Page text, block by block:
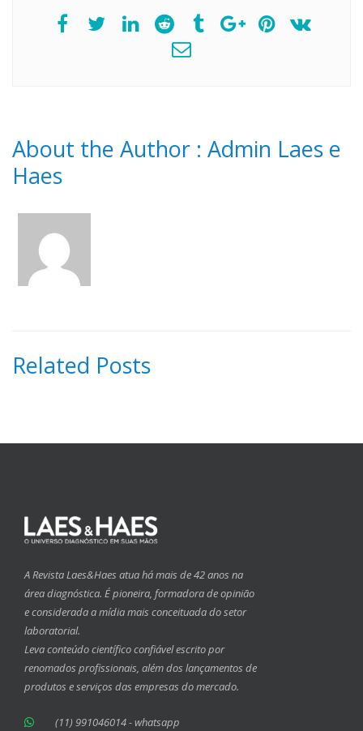
About the Author : Admin Laes e
Haes
Related Posts
A Revista Laes&Haes atua há mais de 42 anos na
área diagnóstica. É pioneira, formadora de opinião
e considerada a mídia mais conceituada do setor
laboratorial.
Leva conteúdo científico confiável escrito por
renomados profissionais, além dos lançamentos de
produtos e serviços das empresas do mercado.
(11) 991046014 - whatsapp